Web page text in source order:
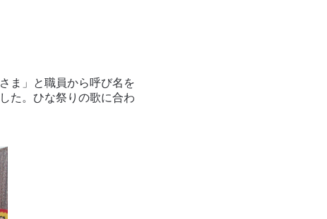
ま」と職員から呼び名を
た。ひな祭りの歌に合わ